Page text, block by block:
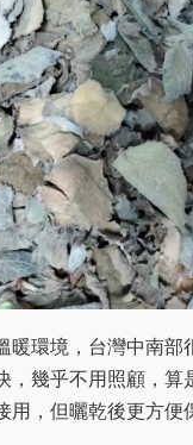
暖環境，台灣中南部
，幾乎不用照顧，算
用，但曬乾後更方便